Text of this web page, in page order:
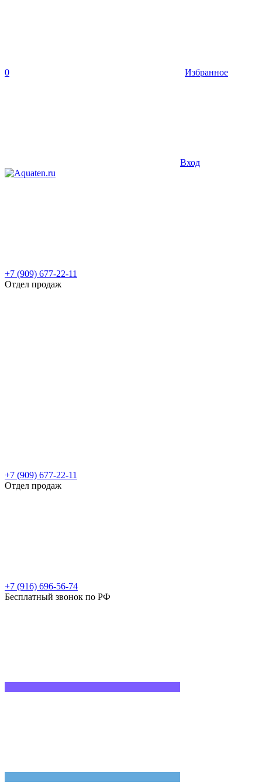
0 Избранное
Вход
+7 (909) 677-22-11
Отдел продаж
+7 (909) 677-22-11
Отдел продаж
+7 (916) 696-56-74
Бесплатный звонок по РФ